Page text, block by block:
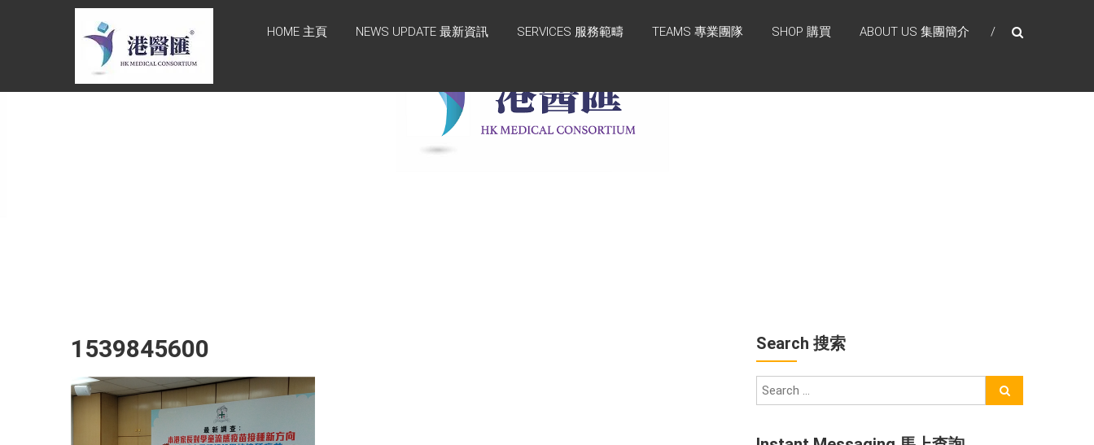
HONG KONG
MEDICAL
CONSORTIUM
至 Email:
enquiry@hkmcgroup.com
HOME 主頁 NEWS UPDATE 最新資訊 SERVICES 服務範疇 TEAMS 專業團隊 SHOP 購買 ABOUT US 集團簡介
1539845600 Search 搜索